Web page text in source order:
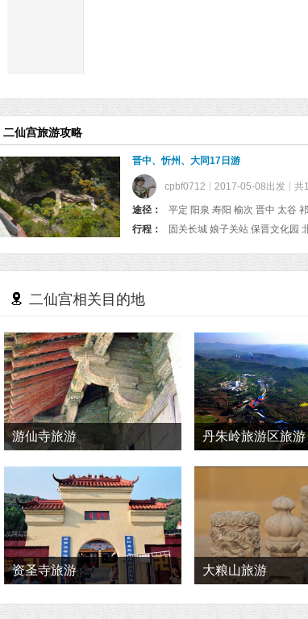
二仙宫旅游攻略
晋中、忻州、大同17日游
cpbf0712 2017-05-08出发 共
途径：
行程：
固关长城 娘子关站
二仙宫相关目的地
游仙寺旅游 丹朱岭旅游区旅游
资圣寺旅游 大粮山旅游